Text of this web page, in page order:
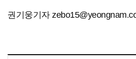
권기웅기자